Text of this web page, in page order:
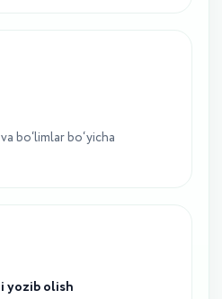
bo‘limlar bo‘yicha
yozib olish